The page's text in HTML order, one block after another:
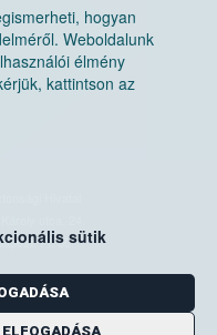
hogyan
Weboldalunk
élmény
kattintson az
sütik
Hivatal
Pf. 30.
244